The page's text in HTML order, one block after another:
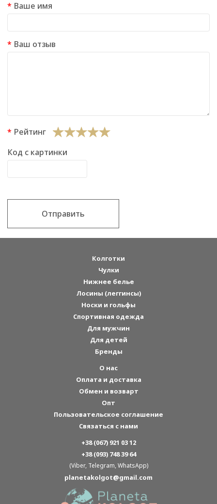
Ваше имя
Ваш отзыв
Рейтинг
Код с картинки
Отправить
Колготки
Чулки
Нижнее белье
Лосины (леггинсы)
Носки и гольфы
Спортивная одежда
Для мужчин
Для детей
Бренды
О нас
Оплата и доставка
Обмен и возварт
Опт
Пользовательское соглашение
Связаться с нами
+38 (067) 921 03 12
+38 (093) 748 39 64
(Viber, Telegram, WhatsApp)
planetakolgot@gmail.com